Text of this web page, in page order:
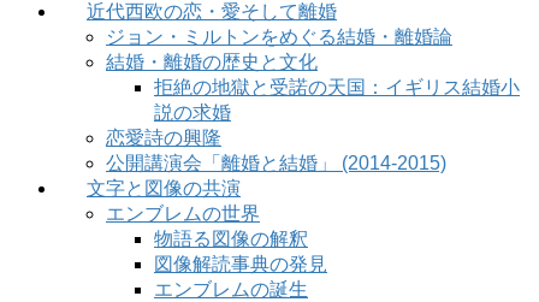
近代西欧の恋・愛そして離婚
ジョン・ミルトンをめぐる結婚・離婚論
結婚・離婚の歴史と文化
拒絶の地獄と受諾の天国：イギリス結婚小
説の求婚
恋愛詩の興隆
公開講演会「離婚と結婚」 (2014-2015)
文字と図像の共演
エンブレムの世界
物語る図像の解釈
図像解読事典の発見
エンブレムの誕生